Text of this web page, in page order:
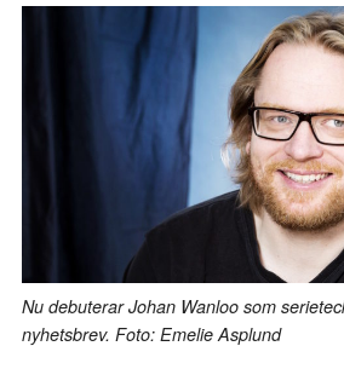
Nu debuterar Johan Wanloo som
nyhetsbrev. Foto: Emelie Asplund